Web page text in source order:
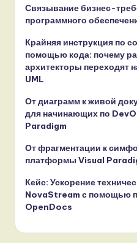
Связывание бизнес-
программного
Крайняя инструкция по
помощью кода: почему
архитекторы переходят
UML
От диаграмм к живой
для начинающих по
Paradigm
От фрагментации к
платформы Visual
Кейс: Ускорение
NovaStream с помощью
OpenDocs